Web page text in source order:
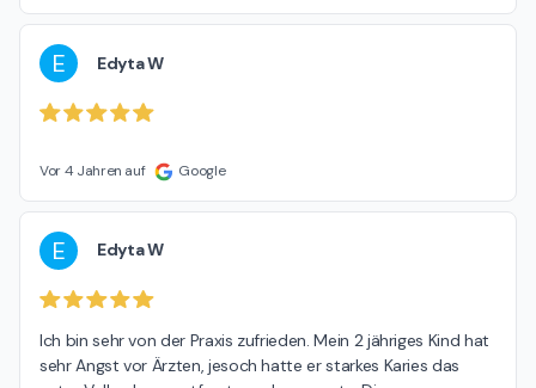
E Edyta W
Vor 4 Jahren auf Google
E Edyta W
Ich bin sehr von der Praxis zufrieden. Mein 2 jähriges Kind hat
sehr Angst vor Ärzten, jesoch hatte er starkes Karies das